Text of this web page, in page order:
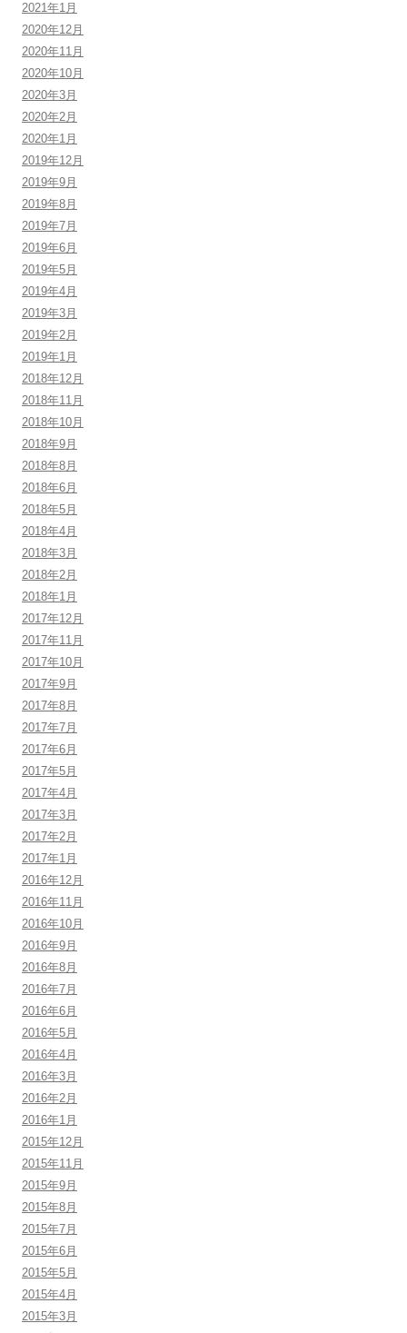
2021年1月
2020年12月
2020年11月
2020年10月
2020年3月
2020年2月
2020年1月
2019年12月
2019年9月
2019年8月
2019年7月
2019年6月
2019年5月
2019年4月
2019年3月
2019年2月
2019年1月
2018年12月
2018年11月
2018年10月
2018年9月
2018年8月
2018年6月
2018年5月
2018年4月
2018年3月
2018年2月
2018年1月
2017年12月
2017年11月
2017年10月
2017年9月
2017年8月
2017年7月
2017年6月
2017年5月
2017年4月
2017年3月
2017年2月
2017年1月
2016年12月
2016年11月
2016年10月
2016年9月
2016年8月
2016年7月
2016年6月
2016年5月
2016年4月
2016年3月
2016年2月
2016年1月
2015年12月
2015年11月
2015年9月
2015年8月
2015年7月
2015年6月
2015年5月
2015年4月
2015年3月